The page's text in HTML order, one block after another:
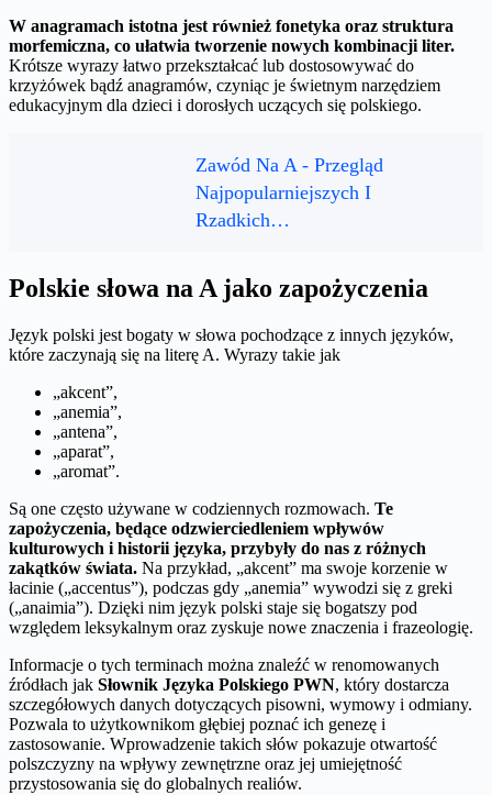
W anagramach istotna jest również fonetyka oraz struktura
morfemiczna, co ułatwia tworzenie nowych kombinacji liter.
Krótsze wyrazy łatwo przekształcać lub dostosowywać do
krzyżówek bądź anagramów, czyniąc je świetnym narzędziem
edukacyjnym dla dzieci i dorosłych uczących się polskiego.
Zawód Na A - Przegląd
Najpopularniejszych I
Rzadkich…
Polskie słowa na A jako zapożyczenia
Język polski jest bogaty w słowa pochodzące z innych języków,
które zaczynają się na literę A. Wyrazy takie jak
„akcent”,
„anemia”,
„antena”,
„aparat”,
„aromat”.
Są one często używane w codziennych rozmowach. Te
zapożyczenia, będące odzwierciedleniem wpływów
kulturowych i historii języka, przybyły do nas z różnych
zakątków świata. Na przykład, „akcent” ma swoje korzenie w
łacinie („accentus”), podczas gdy „anemia” wywodzi się z greki
(„anaimia”). Dzięki nim język polski staje się bogatszy pod
względem leksykalnym oraz zyskuje nowe znaczenia i frazeologię.
Informacje o tych terminach można znaleźć w renomowanych
źródłach jak Słownik Języka Polskiego PWN, który dostarcza
szczegółowych danych dotyczących pisowni, wymowy i odmiany.
Pozwala to użytkownikom głębiej poznać ich genezę i
zastosowanie. Wprowadzenie takich słów pokazuje otwartość
polszczyzny na wpływy zewnętrzne oraz jej umiejętność
przystosowania się do globalnych realiów.